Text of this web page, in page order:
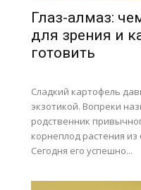
Глаз-алмаз:
для зрения и
готовить
Сладкий картофель
экзотикой. Вопреки
родственник
корнеплод растения
Сегодня его успешно...